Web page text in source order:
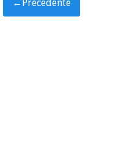
← Precedente